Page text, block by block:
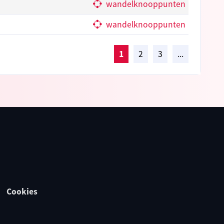
wandelknooppunten
wandelknooppunten
1 2 3 ...
Cookies